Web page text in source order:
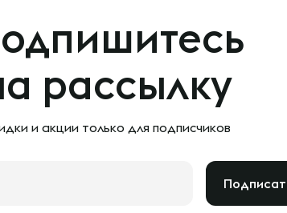
рассылку
и акции только для подписчиков